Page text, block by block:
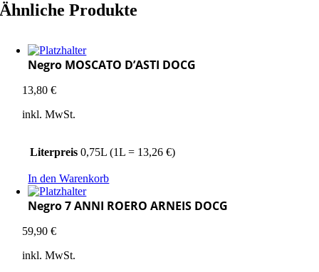
Ähnliche Produkte
Negro MOSCATO D’ASTI DOCG
13,80€
inkl. MwSt.
Literpreis 0,75L (1L = 13,26 €)
In den Warenkorb
Negro 7 ANNI ROERO ARNEIS DOCG
59,90€
inkl. MwSt.